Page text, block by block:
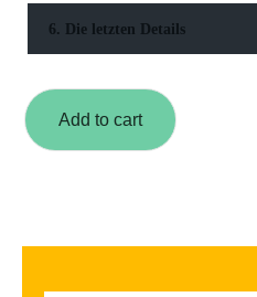
6. Die letzten Details
Add to cart